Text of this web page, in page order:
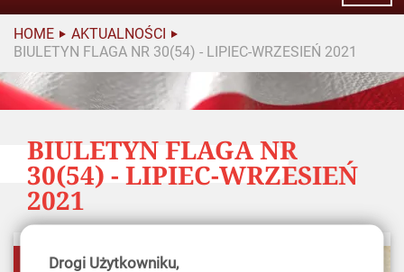
Drogi Użytkowniku,
HOME
AKTUALNOŚCI
BIULETYN FLAGA NR 30(54) - LIPIEC-WRZESIEŃ 2021
BIULETYN FLAGA NR
30(54) - LIPIEC-WRZESIEŃ
2021